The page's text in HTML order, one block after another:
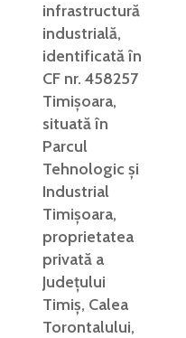
infrastructură
industrială,
identificată în
CF nr. 458257
Timișoara,
situată în
Parcul
Tehnologic și
Industrial
Timișoara,
proprietatea
privată a
Județului
Timiș, Calea
Torontalului,